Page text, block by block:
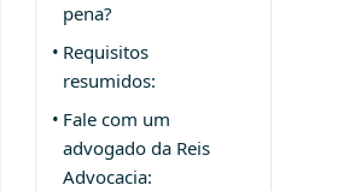
pena?
Requisitos
resumidos:
Fale com um
advogado da Reis
Advocacia: